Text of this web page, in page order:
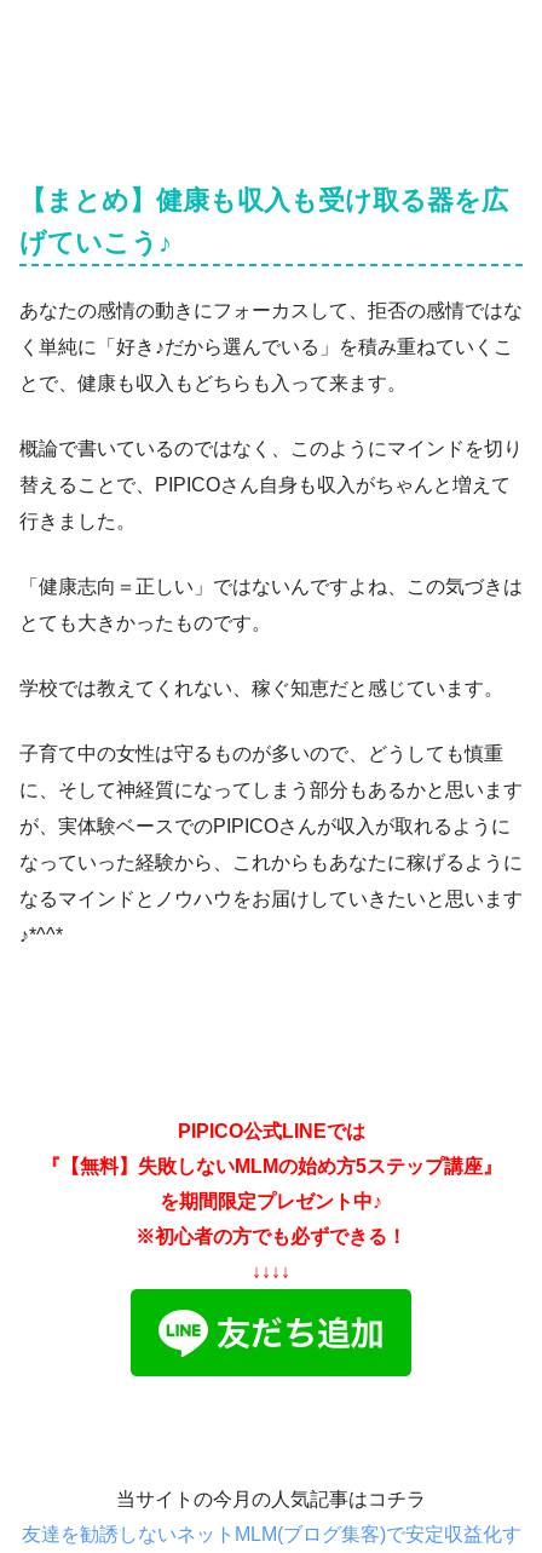
【まとめ】健康も収入も受け取る器を広
げていこう♪
あなたの感情の動きにフォーカスして、拒否の感情ではな
く単純に「好き♪だから選んでいる」を積み重ねていくこ
とで、健康も収入もどちらも入って来ます。
概論で書いているのではなく、このようにマインドを切り
替えることで、PIPICOさん自身も収入がちゃんと増えて
行きました。
「健康志向＝正しい」ではないんですよね、この気づきは
とても大きかったものです。
学校では教えてくれない、稼ぐ知恵だと感じています。
子育て中の女性は守るものが多いので、どうしても慎重
に、そして神経質になってしまう部分もあるかと思います
が、実体験ベースでのPIPICOさんが収入が取れるように
なっていった経験から、これからもあなたに稼げるように
なるマインドとノウハウをお届けしていきたいと思います
♪*^^*
PIPICO公式LINEでは
『【無料】失敗しないMLMの始め方5ステップ講座』
を期間限定プレゼント中♪
※初心者の方でも必ずできる！
↓↓↓↓
当サイトの今月の人気記事はコチラ
友達を勧誘しないネットMLM(ブログ集客)で安定収益化す